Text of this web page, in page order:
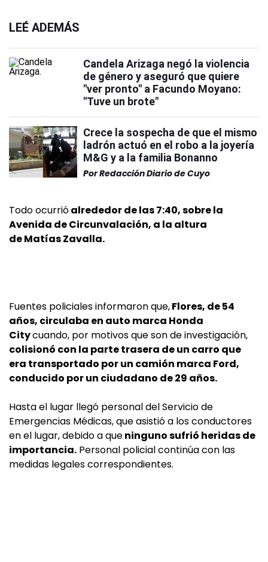
LEÉ ADEMÁS
Candela Arizaga negó la violencia
de género y aseguró que quiere
"ver pronto" a Facundo Moyano:
"Tuve un brote"
Crece la sospecha de que el mismo
ladrón actuó en el robo a la joyería
M&G y a la familia Bonanno
PorRedacción Diario de Cuyo
Todo ocurrióalrededor de las 7:40, sobre la
Avenida de Circunvalación, a la altura
de Matías Zavalla.
Fuentes policiales informaron que,Flores, de 54
años, circulaba en auto marca Honda
Citycuando, por motivos que son de investigación,
colisionó con la parte trasera de un carro que
era transportado por un camión marca Ford,
conducido por un ciudadano de 29 años.
Hasta el lugar llegó personal del Servicio de
Emergencias Médicas, que asistió a los conductores
en el lugar, debido a queninguno sufrió heridas de
importancia. Personal policial continúa con las
medidas legales correspondientes.